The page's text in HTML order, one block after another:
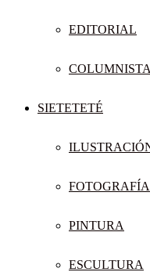
EDITORIAL
SIETETETÉ
FOTOGRAFÍA
PINTURA
ESCULTURA